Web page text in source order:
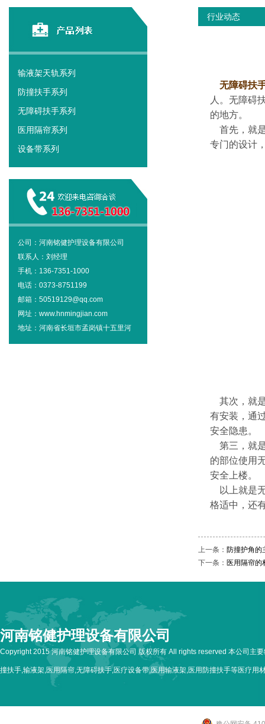
输液架天轨系列
防撞扶手系列
无障碍扶手系列
医用隔帘系列
设备带系列
公司：河南铭健护理设备有限公司
联系人：刘经理
手机：136-7351-1000
电话：0373-8751199
邮箱：50519129@qq.com
网址：www.hnmingjian.com
地址：河南省长垣市孟岗镇十五里河
行业动态
无障碍扶
人。无障碍
的地方。
首先，就
专门的设计
其次，就
有安装，通
安全隐患。
第三，就
的部位使用
安全上楼。
以上就是
格适中，还
上一条： 防撞护角的
下一条： 医用隔帘的
河南铭健护理设备有限公司
Copyright 2015 河南铭健护理设备有限公司 版权所有 All rights reserved 本公司主
撞扶手,输液架,医用隔帘,无障碍扶手,医疗设备带,医用输液架,医用防撞扶手等医疗用